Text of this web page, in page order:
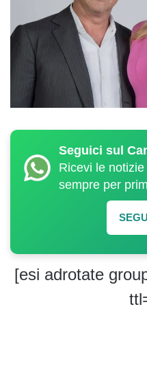
Seguici sul
Ricevi le
sempre per
[esi adrotate